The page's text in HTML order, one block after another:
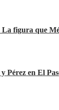
figura que
Pérez en El